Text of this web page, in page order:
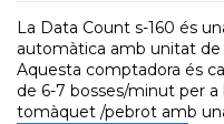
La Data Count s-160 és
automàtica amb unitat
Aquesta comptadora és
de 6-7 bosses/minut per
tomàquet /pebrot amb